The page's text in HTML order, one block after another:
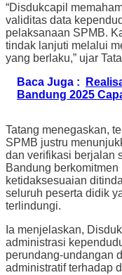
“Disdukcapil
validitas data
pelaksanaan SPMB.
tindak lanjuti melalui
yang berlaku,” ujar
Baca Juga :
Bandung 2025
Tatang menegaskan,
SPMB justru
dan verifikasi berjalan
Bandung
ketidaksesuaian
seluruh peserta didik
terlindungi.
Ia menjelaskan,
administrasi
perundang-undangan
administratif terhadap